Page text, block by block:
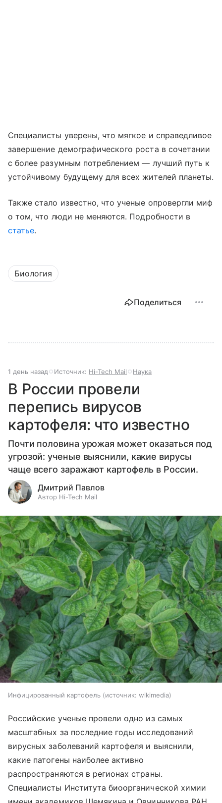
Специалисты уверены, что мягкое и справедливое
завершение демографического роста в сочетании
с более разумным потреблением — лучший путь к
устойчивому будущему для всех жителей планеты.
Также стало известно, что ученые опровергли миф
о том, что люди не меняются. Подробности в
статье.
Биология
Поделиться
1 день назад Источник: Hi-Tech Mail Наука
В России провели
перепись вирусов
картофеля: что известно
Почти половина урожая может оказаться под
угрозой: ученые выяснили, какие вирусы
чаще всего заражают картофель в России.
Дмитрий Павлов
Автор Hi-Tech Mail
Инфицированный картофель источник: wikimedia
Российские ученые провели одно из самых
масштабных за последние годы исследований
вирусных заболеваний картофеля и выяснили,
какие патогены наиболее активно
распространяются в регионах страны.
Специалисты Института биоорганической химии